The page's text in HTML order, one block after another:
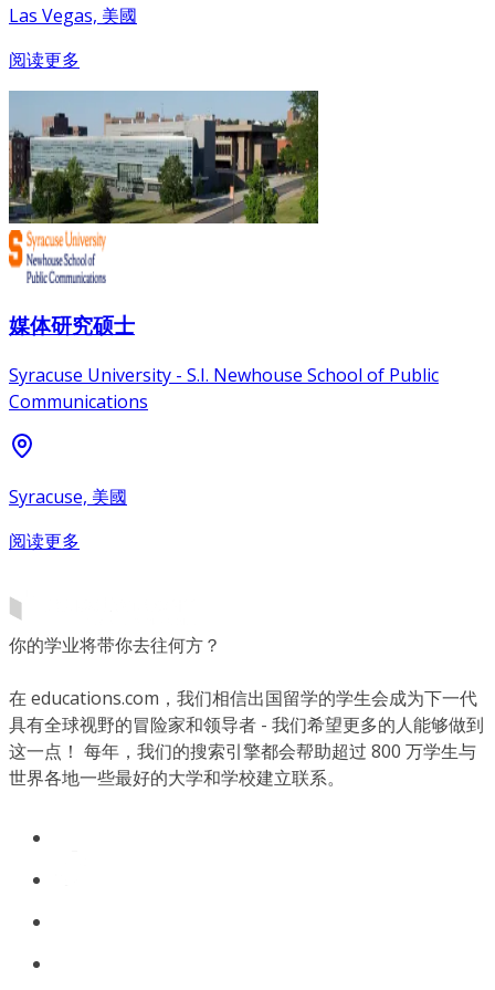
Las Vegas, 美國
阅读更多
媒体研究硕士
Syracuse University - S.I. Newhouse School of Public
Communications
Syracuse, 美國
阅读更多
你的学业将带你去往何方？
在 educations.com，我们相信出国留学的学生会成为下一代
具有全球视野的冒险家和领导者 - 我们希望更多的人能够做到
这一点！ 每年，我们的搜索引擎都会帮助超过 800 万学生与
世界各地一些最好的大学和学校建立联系。